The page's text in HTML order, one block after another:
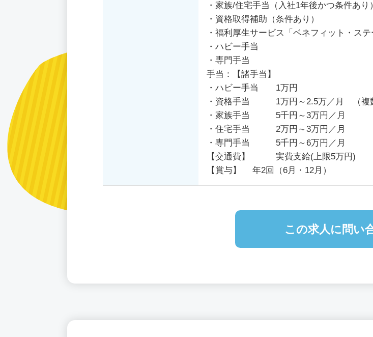
・家族/住宅手当（入社1年後かつ条件あり）
・資格取得補助（条件あり）
・福利厚生サービス「ベネフィット・ス
・ハビー手当
・専門手当
手当：【諸手当】
・ハビー手当 1万円
・資格手当 1万円～2.5万／月 （複数
・家族手当 5千円～3万円／月
・住宅手当 2万円～3万円／月
・専門手当 5千円～6万円／月
【交通費】 実費支給(上限5万円)
【賞与】 年2回（6月・12月）
この求人に問い